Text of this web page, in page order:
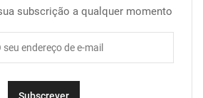
subscrição a qualquer momento